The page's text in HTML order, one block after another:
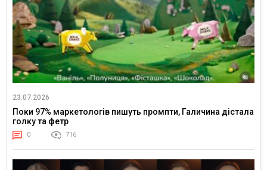
23.07.2026
Поки 97% маркетологів пишуть промпти, Галичина дістала
голку та фетр
0 716